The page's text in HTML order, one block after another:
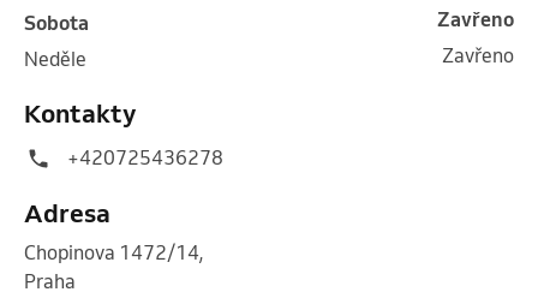
sobota
Zavřeno
neděle
Zavřeno
Kontakty
+420725436278
Adresa
Chopinova 1472/14,
Praha